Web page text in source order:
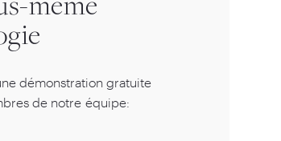
même
démonstration gratuite
de notre équipe: